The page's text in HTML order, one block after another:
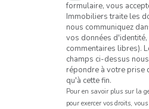
formulaire, vous
Immobiliers traite les
nous communiquez
vos données d'identité,
commentaires libres).
champs ci-dessus
répondre à votre prise
qu'à cette fin.
Pour en savoir plus sur la
pour exercer vos droits,